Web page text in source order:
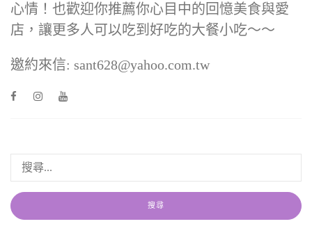
心情！也歡迎你推薦你心目中的回憶美食與愛
店，讓更多人可以吃到好吃的大餐小吃～～
邀約來信: sant628@yahoo.com.tw